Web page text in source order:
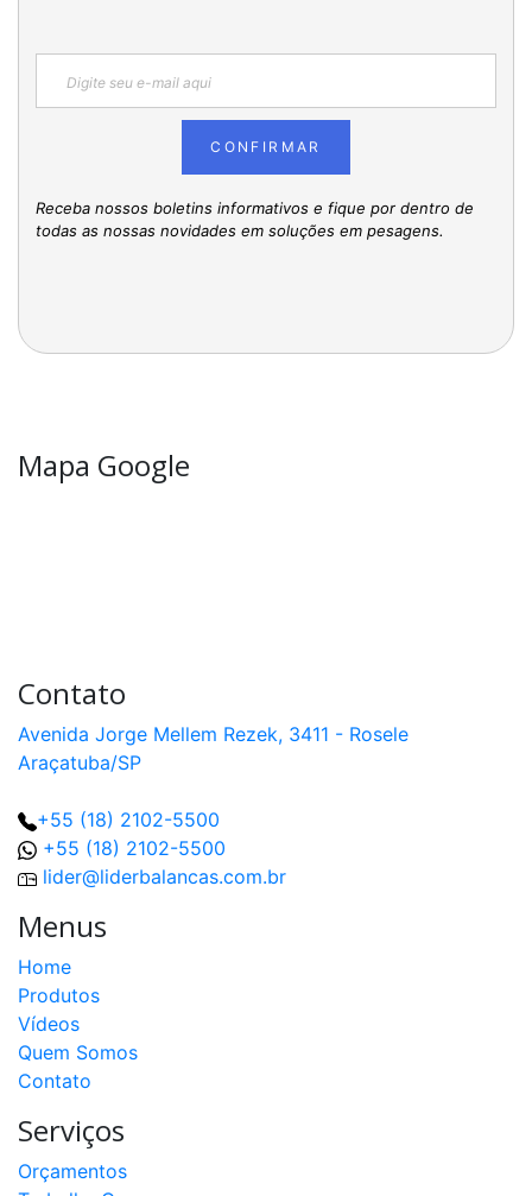
CONFIRMAR
Receba nossos boletins informativos e fique por dentro de
todas as nossas novidades em soluções em pesagens.
Mapa Google
Contato
Avenida Jorge Mellem Rezek, 3411 - Rosele
Araçatuba/SP
+55 (18) 2102-5500
+55 (18) 2102-5500
lider@liderbalancas.com.br
Menus
Home
Produtos
Vídeos
Quem Somos
Contato
Serviços
Orçamentos